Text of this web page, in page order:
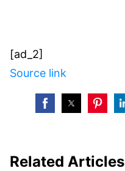
[ad_2]
Source link
Related Articles